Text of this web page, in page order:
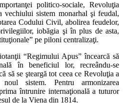
politico-sociale, Revoluţia
vechiului sistem monarhal şi feudal,
Codului Civil, abolirea feudelor,
iobăgia şi în plus de asta,
pe piloni centralizaţi.
“Regimului Apus” încearcă să
în beneficiul lor, recreându-se
să se şteargă tot ceea ce Revoluţia a
sistem. Pentru armonizarea
întrunire internaţională a tuturor
de la Viena din 1814.